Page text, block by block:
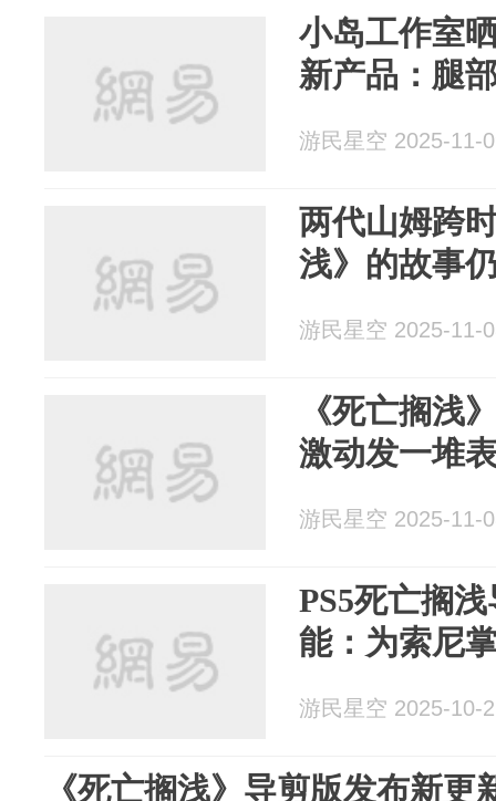
小岛工作室
新产品：腿
游民星空 2025-11-
两代山姆跨
浅》的故事
游民星空 2025-11-
《死亡搁浅
激动发一堆
游民星空 2025-11-
PS5死亡搁
能：为索尼
游民星空 2025-10-
《死亡搁浅》导剪版发布新更